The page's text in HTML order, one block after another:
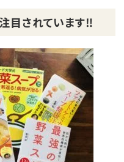
目されています‼